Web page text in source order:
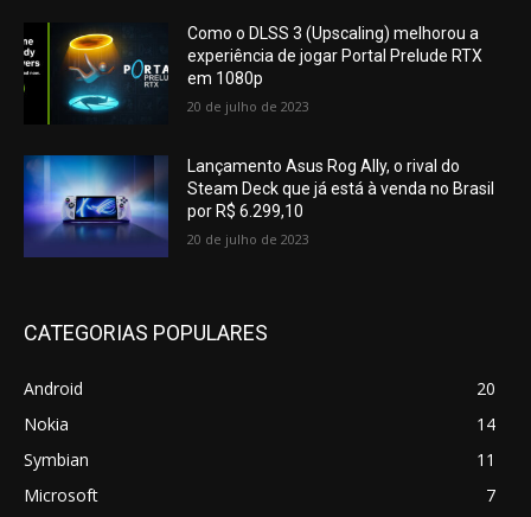
Como o DLSS 3 (Upscaling) melhorou a
experiência de jogar Portal Prelude RTX
em 1080p
20 de julho de 2023
Lançamento Asus Rog Ally, o rival do
Steam Deck que já está à venda no Brasil
por R$ 6.299,10
20 de julho de 2023
CATEGORIAS POPULARES
Android
20
Nokia
14
Symbian
11
Microsoft
7